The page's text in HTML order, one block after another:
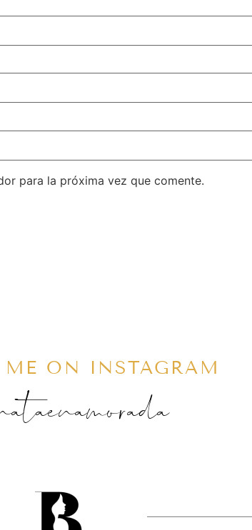
para la próxima vez que comente.
ME ON INSTAGRAM